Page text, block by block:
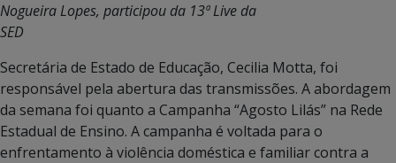
Nogueira Lopes, participou da 13ª Live da
SED
Secretária de Estado de Educação, Cecilia Motta, foi
responsável pela abertura das transmissões. A abordagem
da semana foi quanto a Campanha “Agosto Lilás” na Rede
Estadual de Ensino. A campanha é voltada para o
enfrentamento à violência doméstica e familiar contra a